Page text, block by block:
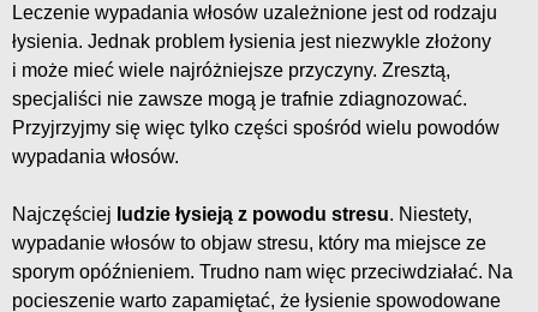
Leczenie wypadania włosów uzależnione jest od rodzaju
łysienia. Jednak problem łysienia jest niezwykle złożony
i może mieć wiele najróżniejsze przyczyny. Zresztą,
specjaliści nie zawsze mogą je trafnie zdiagnozować.
Przyjrzyjmy się więc tylko części spośród wielu powodów
wypadania włosów.
Najczęściej ludzie łysieją z powodu stresu. Niestety,
wypadanie włosów to objaw stresu, który ma miejsce ze
sporym opóźnieniem. Trudno nam więc przeciwdziałać. Na
pocieszenie warto zapamiętać, że łysienie spowodowane